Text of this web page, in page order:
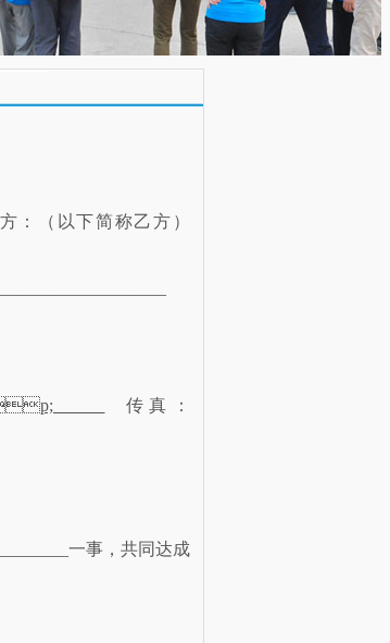
：（以下简称乙方）
传真：
一事，共同达成